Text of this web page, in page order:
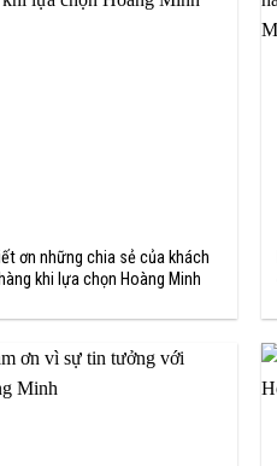
ơn những chia sẻ của khách
hàng khi lựa chọn Hoàng Minh